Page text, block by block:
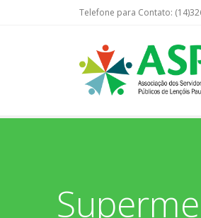
Telefone para Contato: